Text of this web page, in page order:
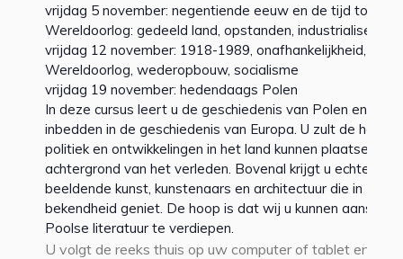
vrijdag 5 november: negentiende eeuw en de tijd tot
Wereldoorlog: gedeeld land, opstanden, industrialisering
vrijdag 12 november: 1918-1989, onafhankelijkheid,
Wereldoorlog, wederopbouw, socialisme
vrijdag 19 november: hedendaags Polen
In deze cursus leert u de geschiedenis van Polen en kunt
inbedden in de geschiedenis van Europa. U zult de
politiek en ontwikkelingen in het land kunnen plaatsen
achtergrond van het verleden. Bovenal krijgt u echter
beeldende kunst, kunstenaars en architectuur die in
bekendheid geniet. De hoop is dat wij u kunnen
Poolse literatuur te verdiepen.
U volgt de reeks thuis op uw computer of tablet en ziet